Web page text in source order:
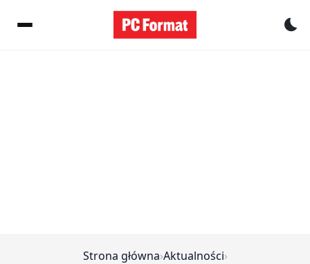
Strona główna›Aktualności›